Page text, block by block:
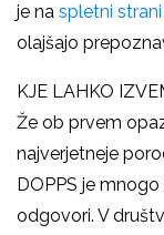
je na spletni strani
olajšajo
KJE LAHKO
Že ob prvem
najverjetneje
DOPPS je
odgovori. V